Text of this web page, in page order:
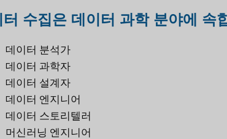
터 수집은 데이터 과학 분야에 속
데이터 분석가
데이터 과학자
데이터 설계자
데이터 엔지니어
데이터 스토리텔러
머신러닝 엔지니어